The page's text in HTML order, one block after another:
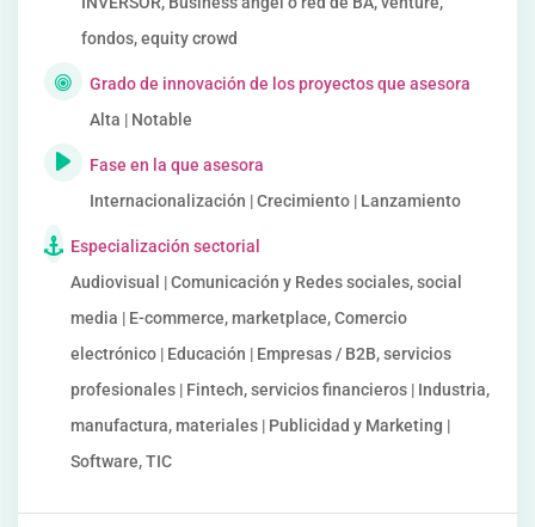
fondos, equity crowd
Grado de innovación de los proyectos que asesora
Alta | Notable
Fase en la que asesora
Internacionalización | Crecimiento | Lanzamiento
Especialización sectorial
Audiovisual | Comunicación y Redes sociales, social
media | E-commerce, marketplace, Comercio
electrónico | Educación | Empresas / B2B, servicios
profesionales | Fintech, servicios financieros | Industria,
manufactura, materiales | Publicidad y Marketing |
Software, TIC